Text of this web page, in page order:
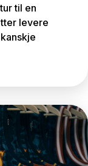
til en
levere